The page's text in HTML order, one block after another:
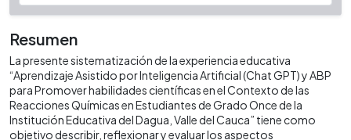
Resumen
La presente sistematización de la experiencia educativa
“Aprendizaje Asistido por Inteligencia Artificial (Chat GPT) y ABP
para Promover habilidades científicas en el Contexto de las
Reacciones Químicas en Estudiantes de Grado Once de la
Institución Educativa del Dagua, Valle del Cauca” tiene como
objetivo describir, reflexionar y evaluar los aspectos